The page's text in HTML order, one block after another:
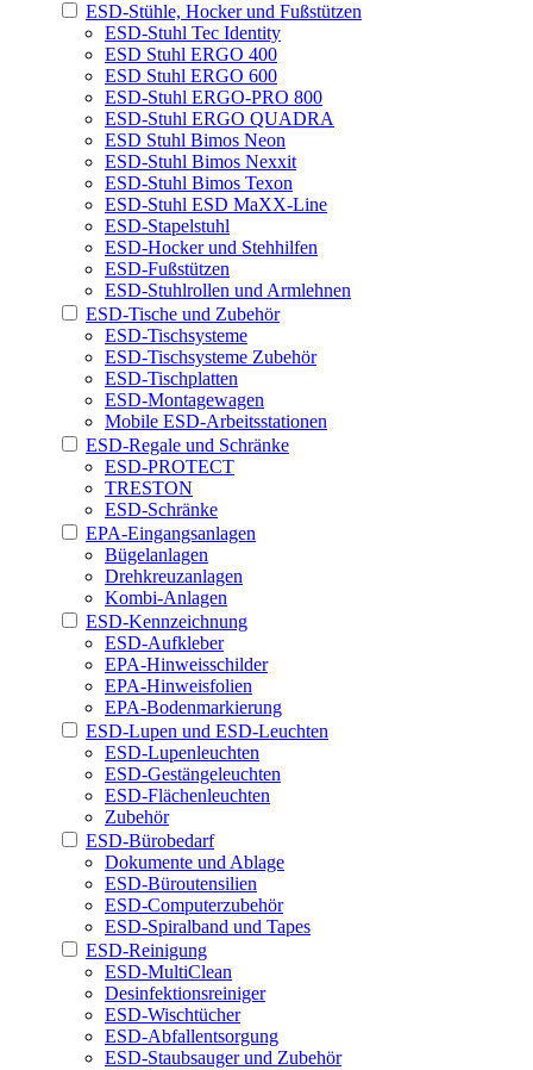
ESD-Stühle, Hocker und Fußstützen
ESD-Stuhl Tec Identity
ESD Stuhl ERGO 400
ESD Stuhl ERGO 600
ESD-Stuhl ERGO-PRO 800
ESD-Stuhl ERGO QUADRA
ESD Stuhl Bimos Neon
ESD-Stuhl Bimos Nexxit
ESD-Stuhl Bimos Texon
ESD-Stuhl ESD MaXX-Line
ESD-Stapelstuhl
ESD-Hocker und Stehhilfen
ESD-Fußstützen
ESD-Stuhlrollen und Armlehnen
ESD-Tische und Zubehör
ESD-Tischsysteme
ESD-Tischsysteme Zubehör
ESD-Tischplatten
ESD-Montagewagen
Mobile ESD-Arbeitsstationen
ESD-Regale und Schränke
ESD-PROTECT
TRESTON
ESD-Schränke
EPA-Eingangsanlagen
Bügelanlagen
Drehkreuzanlagen
Kombi-Anlagen
ESD-Kennzeichnung
ESD-Aufkleber
EPA-Hinweisschilder
EPA-Hinweisfolien
EPA-Bodenmarkierung
ESD-Lupen und ESD-Leuchten
ESD-Lupenleuchten
ESD-Gestängeleuchten
ESD-Flächenleuchten
Zubehör
ESD-Bürobedarf
Dokumente und Ablage
ESD-Büroutensilien
ESD-Computerzubehör
ESD-Spiralband und Tapes
ESD-Reinigung
ESD-MultiClean
Desinfektionsreiniger
ESD-Wischtücher
ESD-Abfallentsorgung
ESD-Staubsauger und Zubehör